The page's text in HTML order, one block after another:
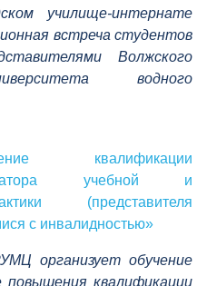
училище-интернате
встреча студентов
Волжского
водного
квалификации
учебной и
(представителя
с инвалидностью»
организует обучение
квалификации